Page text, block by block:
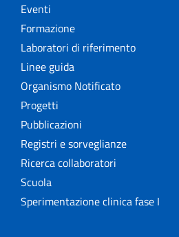
Eventi
Formazione
Laboratori di riferimento
Linee guida
Organismo Notificato
Progetti
Pubblicazioni
Registri e sorveglianze
Ricerca collaboratori
Scuola
Sperimentazione clinica fase I